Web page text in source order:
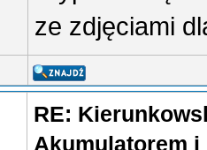
ze zdjęciami
RE:
Akumulatorem i